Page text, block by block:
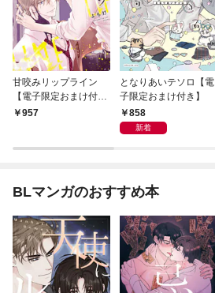
甘咬みリップライン
【電子限定おまけ付
き】957
となりあいテソロ【電
子限定おまけ付き】
858
新着
BLマンガのおすすめ本